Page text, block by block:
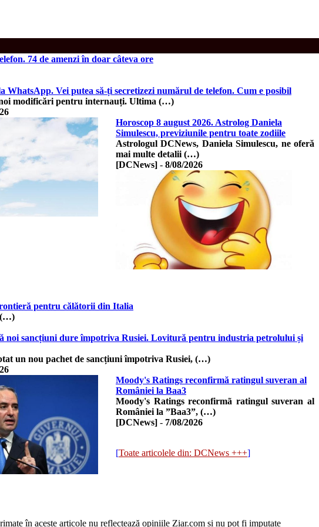
74 de amenzi în doar câteva ore
WhatsApp. Vei putea să-ți secretizezi numărul de telefon. Cum e posibil
modificări pentru internauți. Ultima (…)
Horoscop 8 august 2026. Astrolog Daniela
Simulescu, previziunile pentru toate zodiile
Astrologul DCNews, Daniela Simulescu, ne oferă
mai multe detalii (…)
[DCNews] - 8/08/2026
pentru călătorii din Italia
(…)
noi sancțiuni dure împotriva Rusiei. Lovitură pentru industria petrolului și
un nou pachet de sancțiuni împotriva Rusiei, (…)
Moody's Ratings reconfirmă ratingul suveran al
României la Baa3
Moody's Ratings reconfirmã ratingul suveran al
României la ”Baa3”, (…)
[DCNews] - 7/08/2026
[Toate articolele din: DCNews +++]
în aceste articole nu reflectează opiniile Ziar.com și nu pot fi imputate